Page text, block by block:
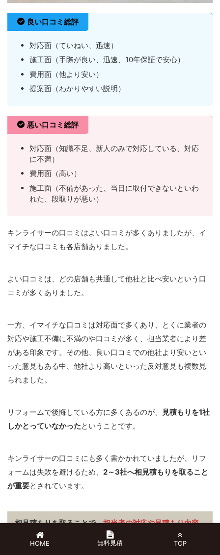
良い口コミ総評
対応面（ていねい、迅速）
施工面（手際が良い、迅速、10年保証で安心）
費用面（他より安い）
提案面（わかりやすい説明）
悪い口コミ総評
対応面（知識不足、新人のみで対応している、対応
に不満）
費用面（高い）
施工面（不備があった、当日に取付できないといわ
れた、段取りが悪い）
キンライサーの口コミはよい口コミが多くありましたが、イ
マイチな口コミも各店舗ありました。
よい口コミは、どの店舗も共通して他社と比べ安いという口
コミが多くありました。
一方、イマイチな口コミは対応面で多くあり、とくに業者の
対応や施工不備に不満のや口コミが多く、担当業者により差
がある印象です。その他、良い口コミでの他社より安いとい
った意見もある中、他社より高いといった反対意見も複数見
られました。
リフォームで後悔している方に多くあるのが、
見積もりを1社
しかとっていなかったということです。
キンライサーの口コミにも多く書かかれていましたが、リフ
ォームは失敗を避けるため、 2～3社へ相見積もりを取ること
が重要とされています。
相見積もりを取ることで、担当者の対応や見積もり内容
が比べられ、自分に合った信頼できる業者を見つけるこ
HOME 無料見積 TOP